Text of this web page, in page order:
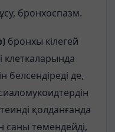
бронхоспазм.
бронхы кілегей
клеткаларында
белсендіреді де,
қолданғанда
саны төмендейді,